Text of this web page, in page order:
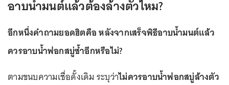
อาบน้ำมนต์แล้วต้องล้างตัวไหม?
อีกหนึ่งคำถามยอดฮิตคือ หลังจากเสร็จพิธีอาบน้ำมนต์แล้ว
ควรอาบน้ำฟอกสบู่ซ้ำอีกหรือไม่?
ตามขนบความเชื่อดั้งเดิม ระบุว่าไม่ควรอาบน้ำฟอกสบู่ล้างตัว